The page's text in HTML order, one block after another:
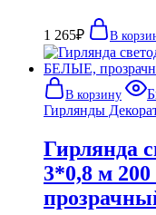
1 265₽ В
В корзину
Гирлянды
Гирлянда
3*0,8 м